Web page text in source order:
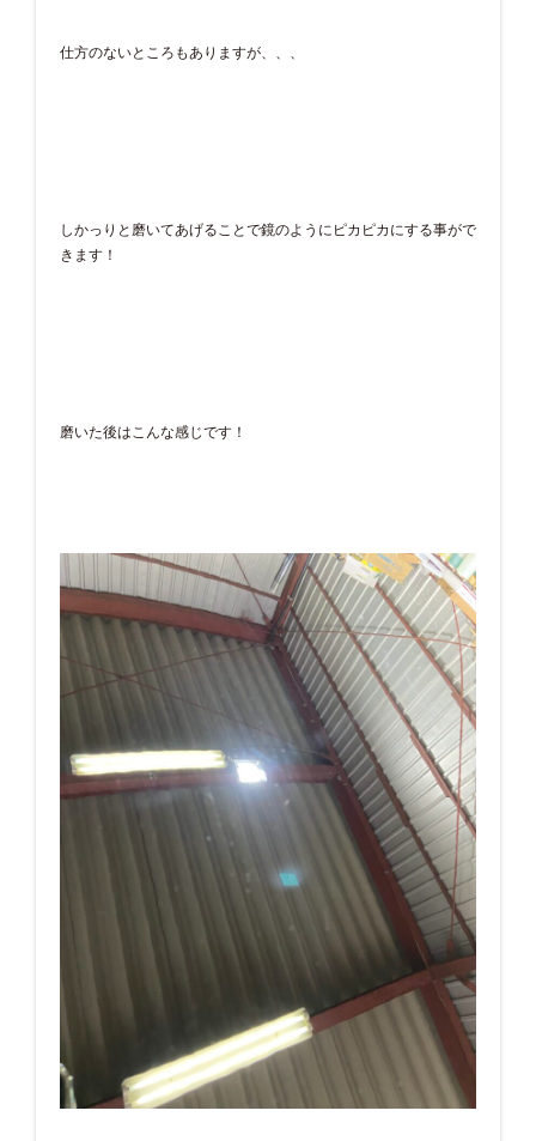
仕方のないところもありますが、、、
しかっりと磨いてあげることで鏡のようにピカピカにする事がで
きます！
磨いた後はこんな感じです！